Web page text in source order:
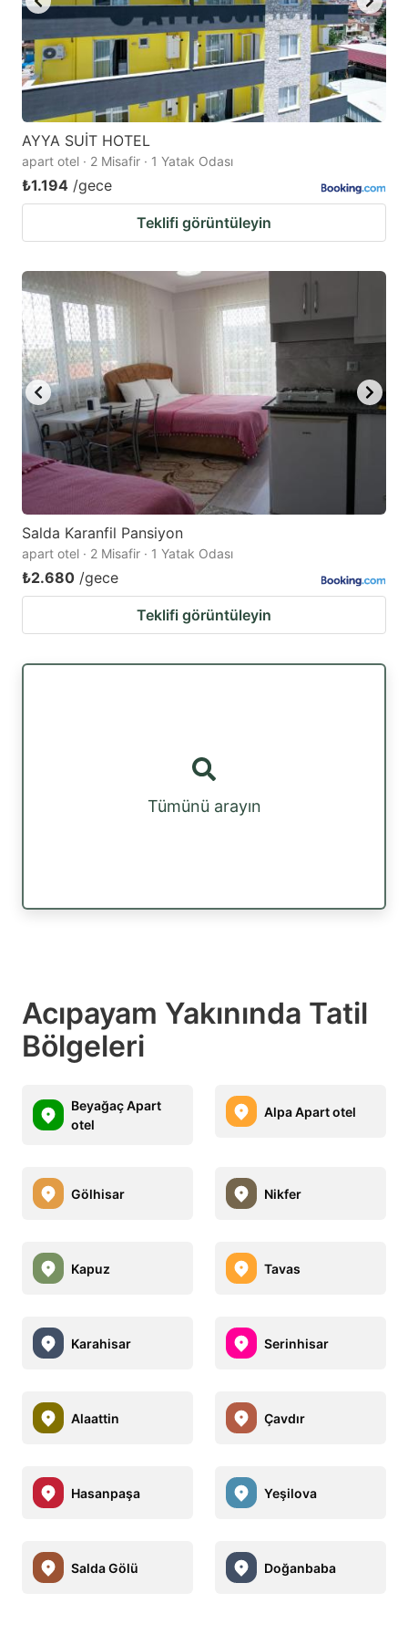
AYYA SUİT HOTEL
apart otel · 2 Misafir · 1 Yatak Odası
₺1.194 /gece
Teklifi görüntüleyin
Salda Karanfil Pansiyon
apart otel · 2 Misafir · 1 Yatak Odası
₺2.680 /gece
Teklifi görüntüleyin
Tümünü arayın
Acıpayam Yakınında Tatil
Bölgeleri
Beyağaç Apart
otel
Alpa Apart otel
Gölhisar Nikfer
Kapuz Tavas
Karahisar Serinhisar
Alaattin Çavdır
Hasanpaşa Yeşilova
Salda Gölü Doğanbaba